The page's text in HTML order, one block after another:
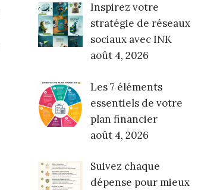
Inspirez votre
stratégie de réseaux
sociaux avec INK
août 4, 2026
Les 7 éléments
essentiels de votre
plan financier
août 4, 2026
Suivez chaque
dépense pour mieux